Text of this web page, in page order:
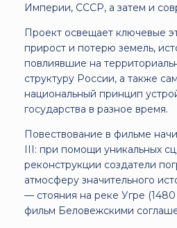
Империи, СССР, а затем и
Проект освещает ключевые
прирост и потерю земель,
повлиявшие на
структуру России, а также
национальный принцип
государства в разное время.
Повествование в фильме
III: при помощи уникальных
реконструкции создатели
атмосферу значительного
— стояния на реке Угре (1480
фильм Беловежскими